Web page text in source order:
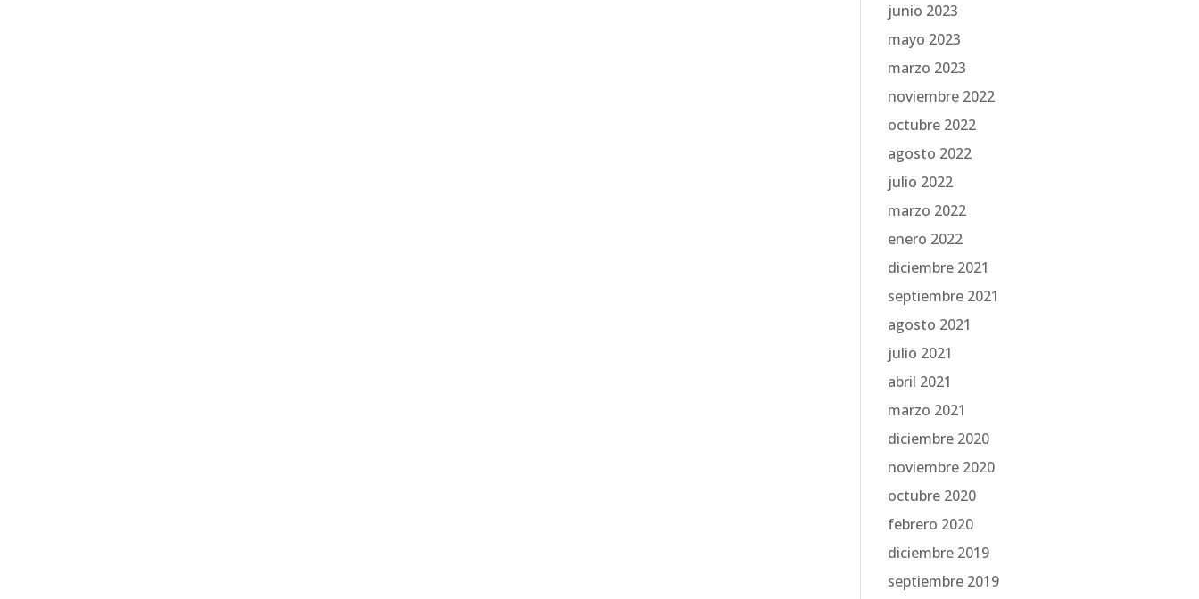
junio 2023
mayo 2023
marzo 2023
noviembre 2022
octubre 2022
agosto 2022
julio 2022
marzo 2022
enero 2022
diciembre 2021
septiembre 2021
agosto 2021
julio 2021
abril 2021
marzo 2021
diciembre 2020
noviembre 2020
octubre 2020
febrero 2020
diciembre 2019
septiembre 2019